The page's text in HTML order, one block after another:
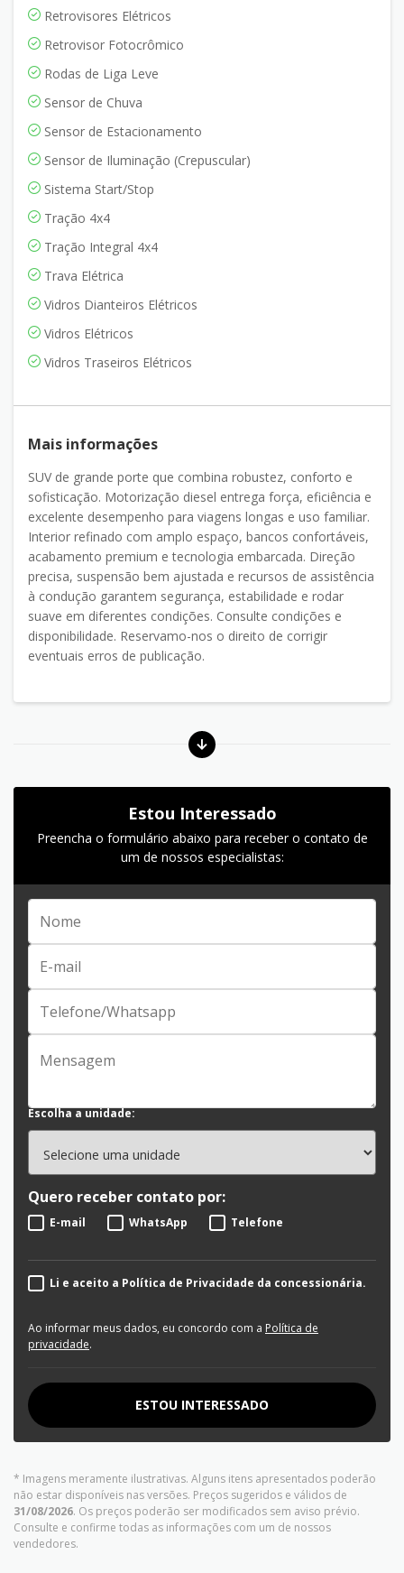
Retrovisores Elétricos
Retrovisor Fotocrômico
Rodas de Liga Leve
Sensor de Chuva
Sensor de Estacionamento
Sensor de Iluminação (Crepuscular)
Sistema Start/Stop
Tração 4x4
Tração Integral 4x4
Trava Elétrica
Vidros Dianteiros Elétricos
Vidros Elétricos
Vidros Traseiros Elétricos
Mais informações
SUV de grande porte que combina robustez, conforto e
sofisticação. Motorização diesel entrega força, eficiência e
excelente desempenho para viagens longas e uso familiar.
Interior refinado com amplo espaço, bancos confortáveis,
acabamento premium e tecnologia embarcada. Direção
precisa, suspensão bem ajustada e recursos de assistência
à condução garantem segurança, estabilidade e rodar
suave em diferentes condições. Consulte condições e
disponibilidade. Reservamo-nos o direito de corrigir
eventuais erros de publicação.
Estou Interessado
Preencha o formulário abaixo para receber o contato de
um de nossos especialistas:
Escolha a unidade:
Quero receber contato por:
E-mail WhatsApp Telefone
Li e aceito a Política de Privacidade da concessionária.
Ao informar meus dados, eu concordo com a Política de
privacidade.
ESTOU INTERESSADO
* Imagens meramente ilustrativas. Alguns itens apresentados poderão
não estar disponíveis nas versões. Preços sugeridos e válidos de
31/08/2026. Os preços poderão ser modificados sem aviso prévio.
Consulte e confirme todas as informações com um de nossos
vendedores.